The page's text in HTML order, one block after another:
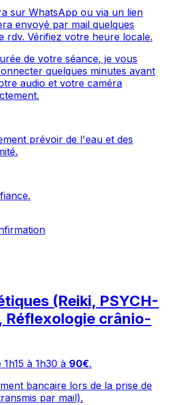
sur WhatsApp ou via un lien
envoyé par mail quelques
rdv.Vérifiez votre heure locale.
de votre séance, je vous
quelques minutes avant
audio et votre caméra
prévoir de l'eau et des
(Reiki, PSYCH-
Réflexologie crânio-
1h15 à 1h30 à 90€.
bancaire lors de la prise de
par mail).